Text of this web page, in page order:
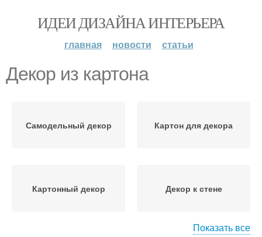
ИДЕИ ДИЗАЙНА ИНТЕРЬЕРА
главная новости статьи
Декор из картона
Самодельный декор Картон для декора
Картонный декор Декор к стене
Показать все